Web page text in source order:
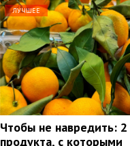
ЛУЧШЕЕ
Чтобы не навредить: 2
продукта, с которыми